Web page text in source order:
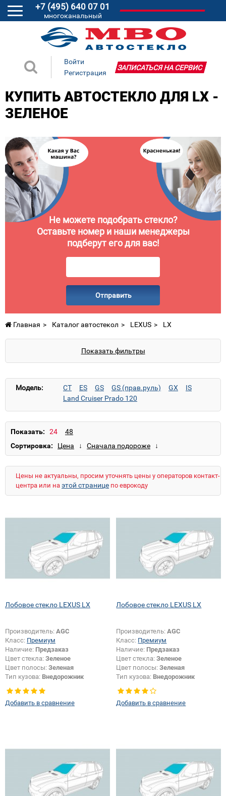
+7 (495) 640 07 01
многоканальный
Войти
Регистрация
ЗАПИСАТЬСЯ НА СЕРВИС
КУПИТЬ АВТОСТЕКЛО ДЛЯ LX -
ЗЕЛЕНОЕ
Не можете подобрать стекло?
Оставьте номер и наши менеджеры
подберут его для вас!
Отправить
Главная Каталог автостекол LEXUS LX
Показать фильтры
Модель: CT ES GS GS (прав.руль) GX
IS
Land Cruiser Prado 120
Показать:
Сортировка:
Цены не актуальны, просим уточнять цены у операторов контакт-
центра или на этой странице по еврокоду
Лобовое стекло LEXUS LX
Производитель: AGC
Класс: Премиум
Наличие: Предзаказ
Цвет стекла: Зеленое
Цвет полосы: Зеленая
Тип кузова: Внедорожник
Добавить в сравнение
Лобовое стекло LEXUS LX
Производитель:AGC
Класс: Премиум
Наличие: Предзаказ
Цвет стекла:Зеленое
Цвет полосы:Зеленая
Тип кузова: Внедорожник
шелкографии:
Добавить в сравнение